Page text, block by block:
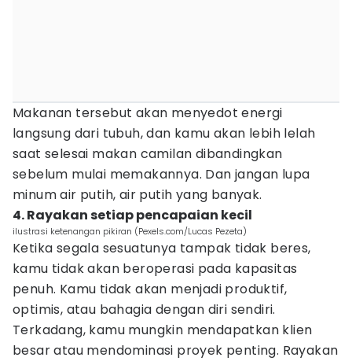
Makanan tersebut akan menyedot energi
langsung dari tubuh, dan kamu akan lebih lelah
saat selesai makan camilan dibandingkan
sebelum mulai memakannya. Dan jangan lupa
minum air putih, air putih yang banyak.
4. Rayakan setiap pencapaian kecil
ilustrasi ketenangan pikiran (Pexels.com/Lucas Pezeta)
Ketika segala sesuatunya tampak tidak beres,
kamu tidak akan beroperasi pada kapasitas
penuh. Kamu tidak akan menjadi produktif,
optimis, atau bahagia dengan diri sendiri.
Terkadang, kamu mungkin mendapatkan klien
besar atau mendominasi proyek penting. Rayakan